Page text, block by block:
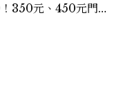
350元、450元門票